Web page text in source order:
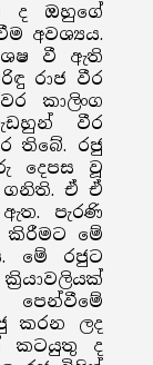
ද ඔහුගේ
අවශ්‍යය.
වී ඇති
රාජ වීර
කාලිංග
වීර
තිබේ. රජු
දෙපස වූ
ඒ ඒ
පැරණි
කිරීමට මේ
මේ රජුට
කරන ලද
කටයුතු ද